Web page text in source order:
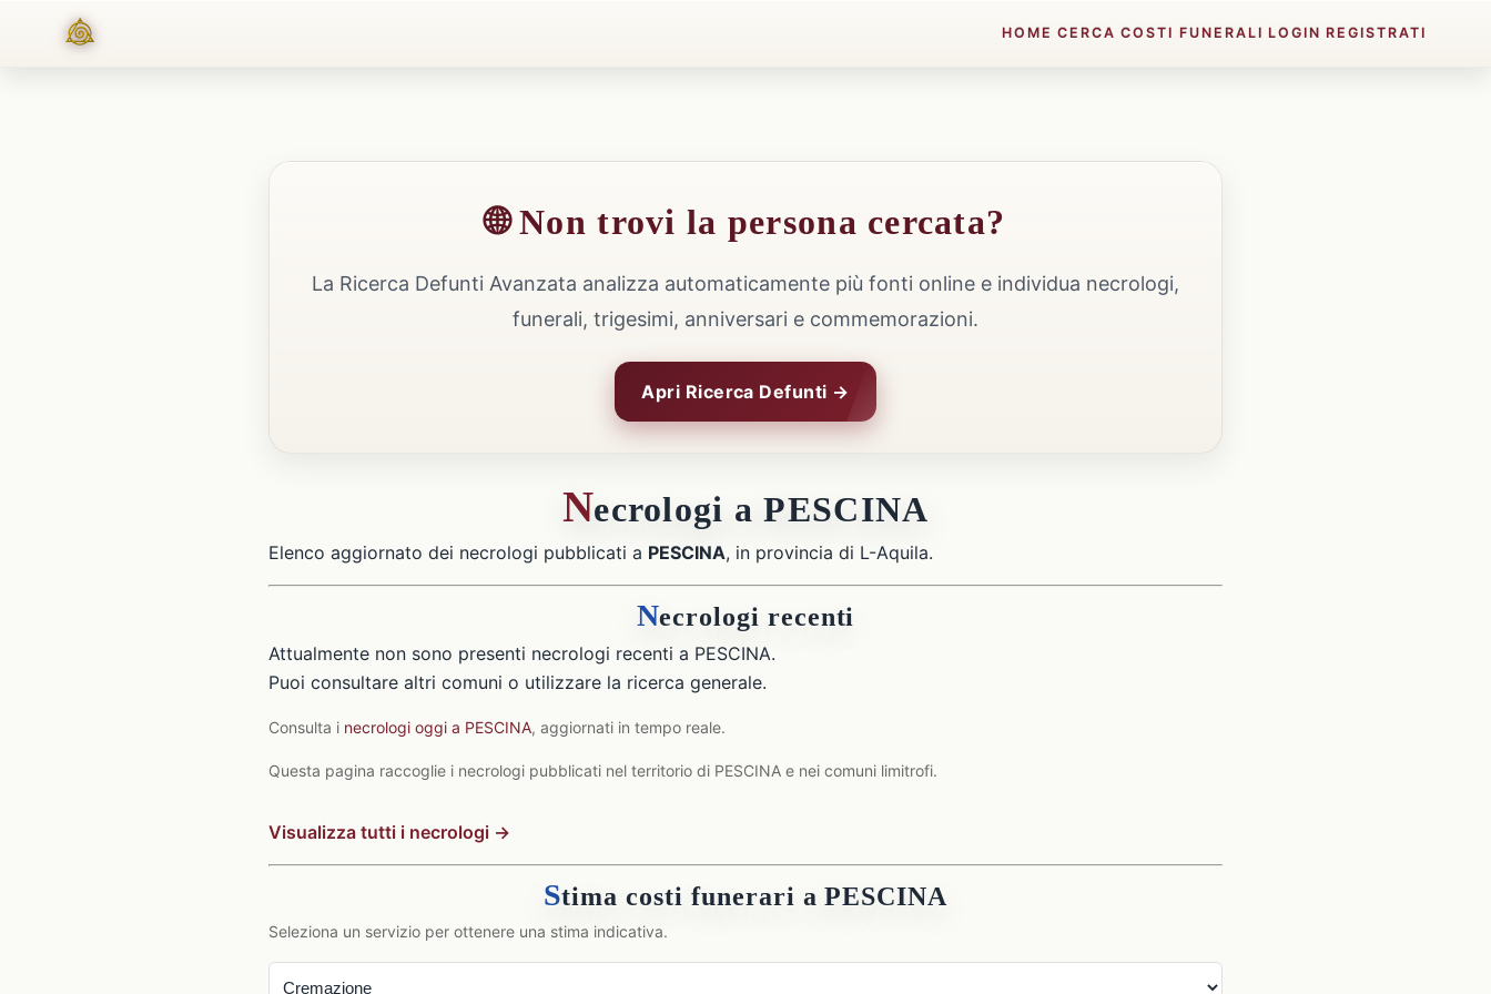
HOME CERCA COSTI FUNERALI LOGIN REGISTRATI
🌐 Non trovi la persona cercata?
La Ricerca Defunti Avanzata analizza automaticamente più fonti online e individua necrologi,
funerali, trigesimi, anniversari e commemorazioni.
Apri Ricerca Defunti →
Necrologi a PESCINA
Elenco aggiornato dei necrologi pubblicati a PESCINA, in provincia di L-Aquila.
Necrologi recenti
Attualmente non sono presenti necrologi recenti a PESCINA.
Puoi consultare altri comuni o utilizzare la ricerca generale.
Consulta i necrologi oggi a PESCINA, aggiornati in tempo reale.
Questa pagina raccoglie i necrologi pubblicati nel territorio di PESCINA e nei comuni limitrofi.
Visualizza tutti i necrologi →
Stima costi funerari a PESCINA
Seleziona un servizio per ottenere una stima indicativa.